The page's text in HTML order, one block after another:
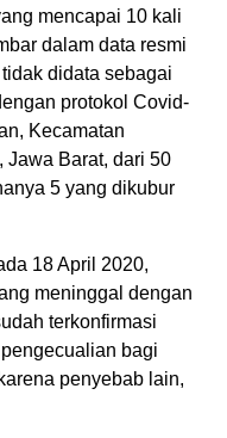
mencapai 10 kali
dalam data resmi
didata sebagai
protokol Covid-
Kecamatan
Jawa Barat, dari 50
5 yang dikubur
18 April 2020,
meninggal dengan
terkonfirmasi
bagi
penyebab lain,